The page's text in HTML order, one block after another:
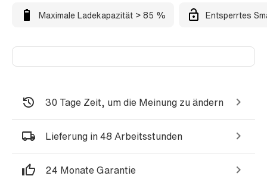
Maximale Ladekapazität > 85 % Entsperrtes
30 Tage Zeit, um die Meinung zu ändern
Lieferung in 48 Arbeitsstunden
24 Monate Garantie